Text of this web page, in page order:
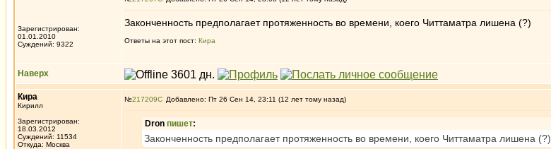
Зарегистрирован:
01.01.2010
Суждений: 9322
Законченность предполагает протяженность во времени, коего Читтаматра лишена (?)
Ответы на этот пост: Кира
Наверх
Кира
Кирилл
Зарегистрирован:
18.03.2012
Суждений: 11534
Откуда: Москва
№217209 Добавлено: Пт 26 Сен 14, 23:11 (12 лет тому назад)
Dron пишет:
Законченность предполагает протяженность во времени, коего Читтаматра лишена (?)